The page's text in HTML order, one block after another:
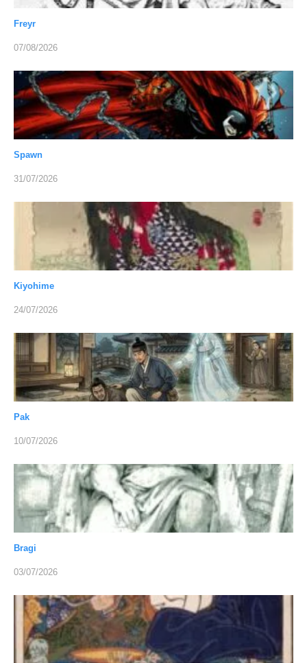
Freyr
07/08/2026
Spawn
31/07/2026
Kiyohime
24/07/2026
Pak
10/07/2026
Bragi
03/07/2026